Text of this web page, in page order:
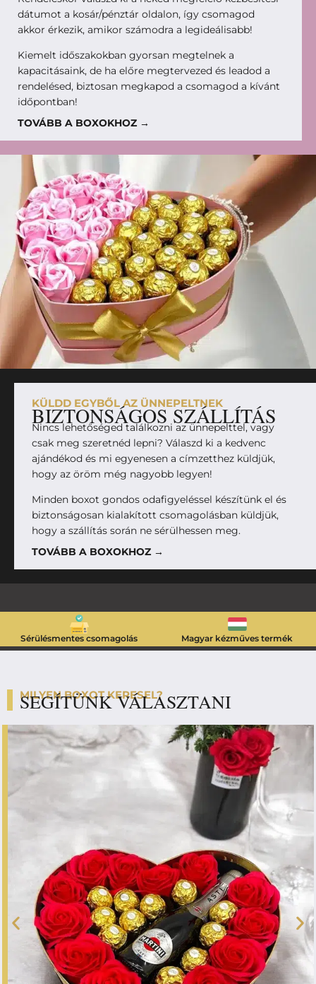
dátumot a kosár/pénztár oldalon, így csomagod
akkor érkezik, amikor számodra a legideálisabb!
Kiemelt időszakokban gyorsan megtelnek a
kapacitásaink, de ha előre megtervezed és leadod a
rendelésed, biztosan megkapod a csomagod a kívánt
időpontban!
TOVÁBB A BOXOKHOZ →
KÜLDD EGYBŐL AZ ÜNNEPELTNEK
BIZTONSÁGOS SZÁLLÍTÁS
Nincs lehetőséged találkozni az ünnepelttel, vagy
csak meg szeretnéd lepni? Válaszd ki a kedvenc
ajándékod és mi egyenesen a címzetthez küldjük,
hogy az öröm még nagyobb legyen!
Minden boxot gondos odafigyeléssel készítünk el és
biztonságosan kialakított csomagolásban küldjük,
hogy a szállítás során ne sérülhessen meg.
TOVÁBB A BOXOKHOZ →
Sérülésmentes csomagolás Magyar kézműves termék
MILYEN BOXOT KERESEL?
SEGÍTÜNK VÁLASZTANI